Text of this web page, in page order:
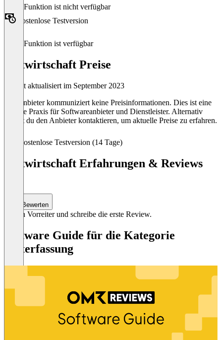
Diese Funktion ist nicht verfügbar
Kostenlose Testversion
Diese Funktion ist verfügbar
Zeitwirtschaft Preise
Zuletzt aktualisiert im September 2023
Der Anbieter kommuniziert keine Preisinformationen. Dies ist eine
übliche Praxis für Softwareanbieter und Dienstleister. Alternativ
kannst du den Anbieter kontaktieren, um aktuelle Preise zu erfahren.
Kostenlose Testversion (14 Tage)
Zeitwirtschaft Erfahrungen & Reviews
Bewerten
Sei ein Vorreiter und schreibe die erste Review.
Software Guide für die Kategorie
Zeiterfassung